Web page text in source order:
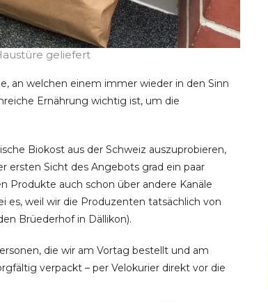
geliefert
an welchen einem immer wieder in den Sinn
Ernährung wichtig ist, um die
Biokost aus der Schweiz auszuprobieren,
ersten Sicht des Angebots grad ein paar
Produkte auch schon über andere Kanäle
es, weil wir die Produzenten tatsächlich von
Brüederhof in Dällikon).
die wir am Vortag bestellt und am
verpackt – per Velokurier direkt vor die